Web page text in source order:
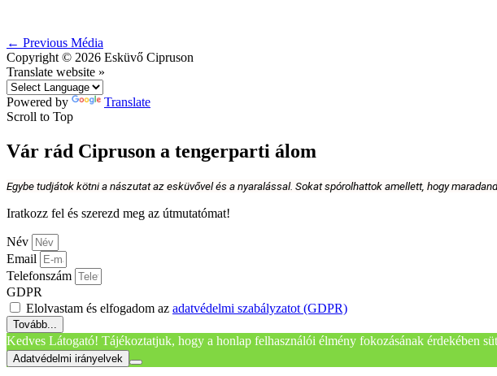
← Previous Média
Copyright © 2026 Esküvő Cipruson
Translate website »
Powered by
Translate
Scroll to Top
Vár rád Cipruson a tengerparti álom
Egybe tudjátok kötni a nászutat az esküvővel és a nyaralással. Sokat spórolhattok amellett, hogy
Iratkozz fel és szerezd meg az útmutatómat!
Név
Email
Telefonszám
GDPR
Elolvastam és elfogadom az adatvédelmi szabályzatot (GDPR)
Tovább...
Kedves Látogató! Tájékoztatjuk, hogy a honlap felhasználói élmény fokozásának érdekében
Adatvédelmi irányelvek